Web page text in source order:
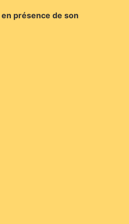
présence de son